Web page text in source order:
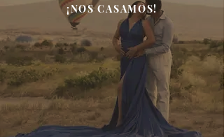
¡NOS CASAMOS!